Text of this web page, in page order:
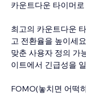
카운트다운 타이머
최고의 카운트다운
고 전환율을 높이세
맞춘 사용자 정의 가
이트에서 긴급성을
FOMO(놓치면 어떡